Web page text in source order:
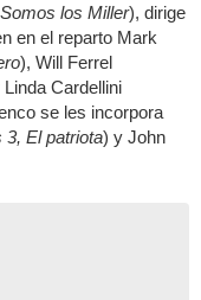
los Miller), dirige
en el reparto Mark
), Will Ferrel
Linda Cardellini
se les incorpora
3, El patriota) y John